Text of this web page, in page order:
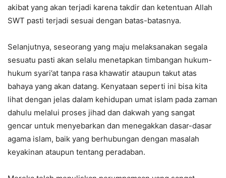
akibat yang akan terjadi karena takdir dan ketentuan Allah
SWT pasti terjadi sesuai dengan batas-batasnya.
Selanjutnya, seseorang yang maju melaksanakan segala
sesuatu pasti akan selalu menetapkan timbangan hukum-
hukum syari’at tanpa rasa khawatir ataupun takut atas
bahaya yang akan datang. Kenyataan seperti ini bisa kita
lihat dengan jelas dalam kehidupan umat islam pada zaman
dahulu melalui proses jihad dan dakwah yang sangat
gencar untuk menyebarkan dan menegakkan dasar-dasar
agama islam, baik yang berhubungan dengan masalah
keyakinan ataupun tentang peradaban.